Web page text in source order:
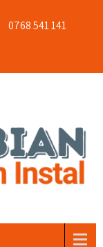
0768 541 141